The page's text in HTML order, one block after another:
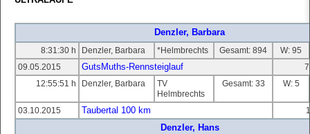
Denzler, Barbara
8:31:30 h Denzler, Barbara *Helmbrechts Gesamt: 894
W: 95
09.05.2015
GutsMuths-Rennsteiglauf
12:55:51 h
Denzler, Barbara
TV
Helmbrechts
Gesamt: 33 W: 5
03.10.2015 Taubertal 100 km
Denzler, Hans